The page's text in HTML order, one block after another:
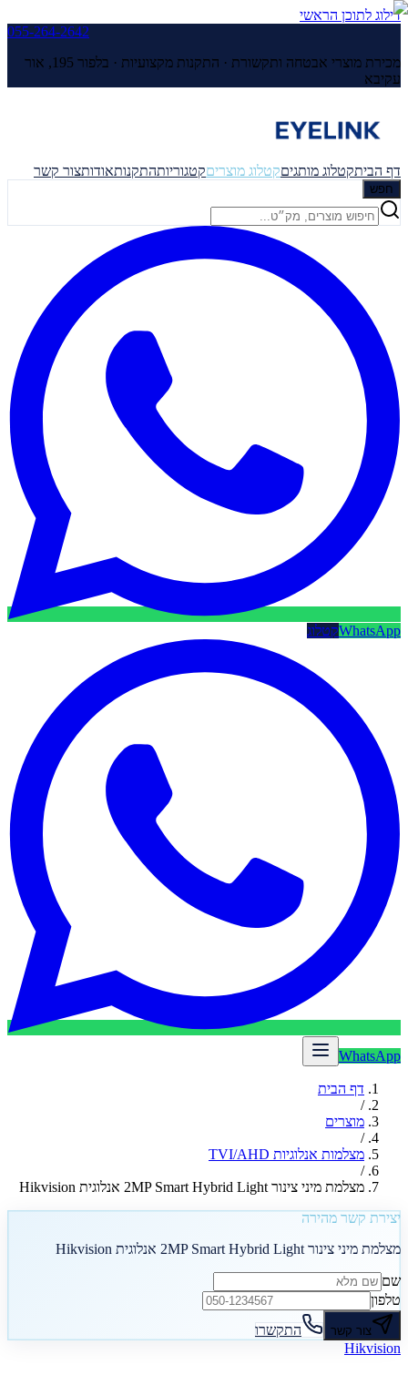
דילוג לתוכן הראשי
055-264-2642
מכירת מוצרי אבטחה ותקשורת · התקנות מקצועיות ·
בלפור 195, אור
עקיבא
דף הביתקטלוג מותגיםקטלוג מוצריםקטגוריותהתקנותאודותצור קשר
חפש
WhatsAppקטלוג
WhatsApp
דף הבית
/
מוצרים
/
מצלמות אנלוגיות TVI/AHD
/
מצלמת מיני צינור 2MP Smart Hybrid Light אנלוגית Hikvision
יצירת קשר מהירה
מצלמת מיני צינור 2MP Smart Hybrid Light אנלוגית Hikvision
שם
טלפון
צור קשר
התקשרו
Hikvision